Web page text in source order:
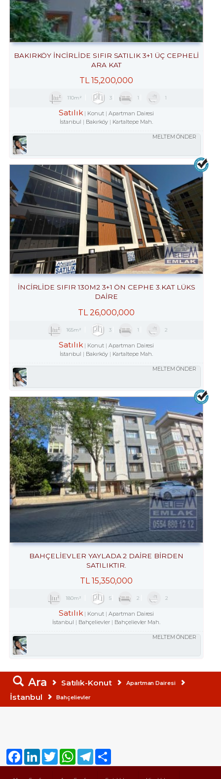
BAKIRKÖY İNCİRLİDE SIFIR SATILIK 3+1 ÜÇ CEPHELİ
ARA KAT
TL15,200,000
110m² 3 1 1
Satılık Konut
Apartman Dairesi
İstanbul
Bakırköy Kartaltepe Mah.
MELTEM ÖNDER
İNCİRLİDE SIFIR 130M2 3+1 ÖN CEPHE 3.KAT LÜKS
DAİRE
TL26,000,000
165m² 3 1 2
Satılık Konut
Apartman Dairesi
İstanbul
Bakırköy Kartaltepe Mah.
MELTEM ÖNDER
BAHÇELİEVLER YAYLADA 2 DAİRE BİRDEN
SATILIKTIR.
TL15,350,000
180m² 5 2 2
Satılık Konut
Apartman Dairesi
İstanbul
Bahçelievler Bahçelievler Mah.
MELTEM ÖNDER
Ara Satılık-Konut Apartman Dairesi
İstanbul Bahçelievler
FacebookLinkedInTwitter WhatsAppTelegram